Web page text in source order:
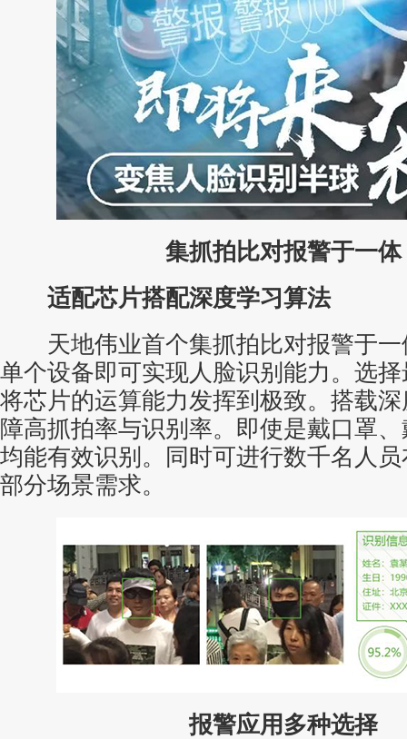
集抓拍比对报警于一体
适配芯片搭配深度学习算法
天地伟业首个集抓拍比对报警于一
单个设备即可实现人脸识别能力。选
将芯片的运算能力发挥到极致。搭载
障高抓拍率与识别率。即使是戴口罩
均能有效识别。同时可进行数千名人
部分场景需求。
报警应用多种选择